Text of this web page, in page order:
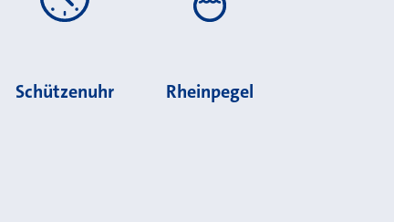
Schützenuhr Rheinpegel